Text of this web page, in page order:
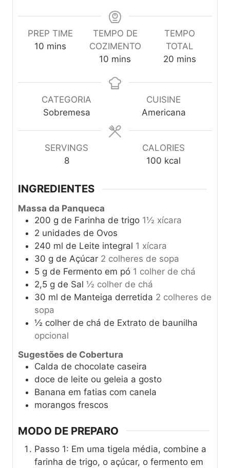
PREP TIME
10 m
u
t
e
mins
TEMPO DE
COZIMENTO
10 m
n
s
mins
TEMPO
TOTAL
20 m
n
u
t
mins
CATEGORIA
Sobremesa
CUISINE
Americana
SERVINGS
8
CALORIES
100 kcal
INGREDIENTES
Massa da Panqueca
200 g de Farinha de trigo 1½ xícara
2 unidades de Ovos
240 ml de Leite integral 1 xícara
30 g de Açúcar 2 colheres de sopa
5 g de Fermento em pó 1 colher de chá
2,5 g de Sal ½ colher de chá
30 ml de Manteiga derretida 2 colheres de
sopa
½ colher de chá de Extrato de baunilha
opcional
Sugestões de Cobertura
Calda de chocolate caseira
doce de leite ou geleia a gosto
Banana em fatias com canela
morangos frescos
MODO DE PREPARO
Passo 1: Em uma tigela média, combine a
farinha de trigo, o açúcar, o fermento em